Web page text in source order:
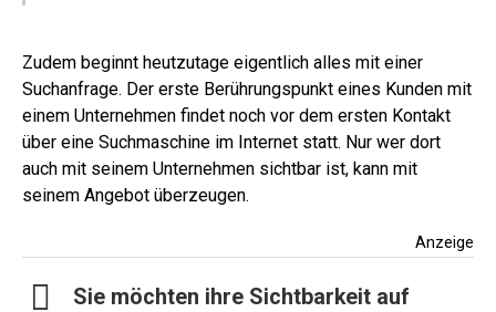
Zudem beginnt heutzutage eigentlich alles mit einer
Suchanfrage. Der erste Berührungspunkt eines Kunden mit
einem Unternehmen findet noch vor dem ersten Kontakt
über eine Suchmaschine im Internet statt. Nur wer dort
auch mit seinem Unternehmen sichtbar ist, kann mit
seinem Angebot überzeugen.
Anzeige
Sie möchten ihre Sichtbarkeit auf